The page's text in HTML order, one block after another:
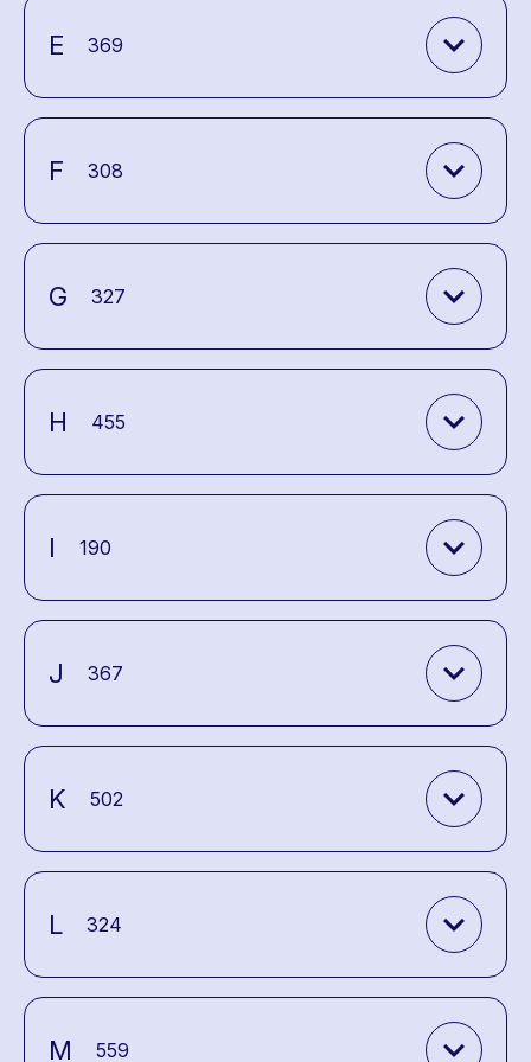
E 369 expand_more
F 308 expand_more
G 327 expand_more
H 455 expand_more
I 190 expand_more
J 367 expand_more
K 502 expand_more
L 324 expand_more
M 559 expand_more